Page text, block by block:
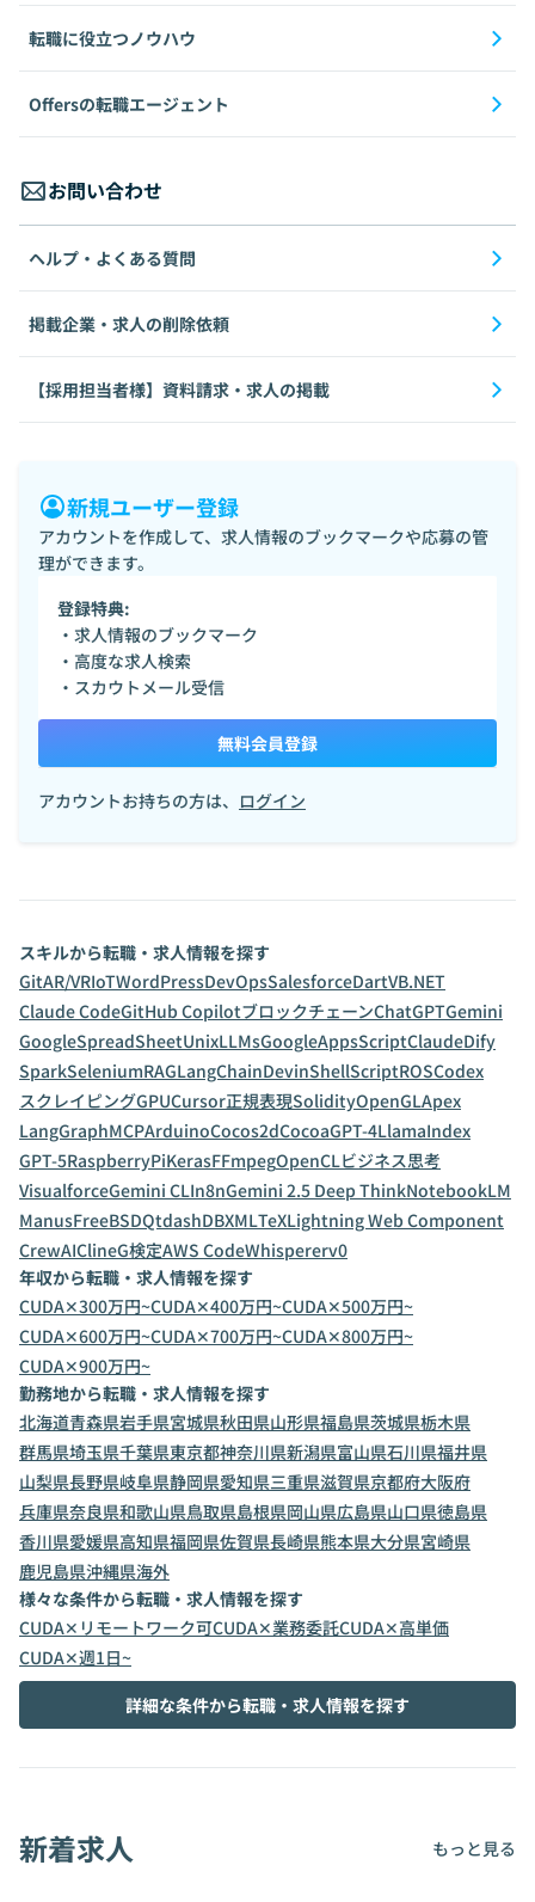
転職に役立つノウハウ
Offersの転職エージェント
お問い合わせ
ヘルプ・よくある質問
掲載企業・求人の削除依頼
【採用担当者様】資料請求・求人の掲載
新規ユーザー登録
アカウントを作成して、求人情報のブックマークや応募の管
理ができます。
登録特典:
・求人情報のブックマーク
・高度な求人検索
・スカウトメール受信
無料会員登録
アカウントお持ちの方は、 ログイン
スキルから転職・求人情報を探す
GitAR/VRIoTWordPressDevOpsSalesforceDartVB.NET
Claude CodeGitHub CopilotブロックチェーンChatGPTGemini
GoogleSpreadSheetUnixLLMsGoogleAppsScriptClaudeDify
SparkSeleniumRAGLangChainDevinShellScriptROSCodex
スクレイピングGPUCursor正規表現SolidityOpenGLApex
LangGraphMCPArduinoCocos2dCocoaGPT-4LlamaIndex
GPT-5RaspberryPiKerasFFmpegOpenCLビジネス思考
VisualforceGemini CLIn8nGemini 2.5 Deep ThinkNotebookLM
ManusFreeBSDQtdashDBXMLTeXLightning Web Component
CrewAIClineG検定AWS CodeWhispererv0
年収から転職・求人情報を探す
CUDA✕300万円~CUDA✕400万円~CUDA✕500万円~
CUDA✕600万円~CUDA✕700万円~CUDA✕800万円~
CUDA✕900万円~
勤務地から転職・求人情報を探す
北海道青森県岩手県宮城県秋田県山形県福島県茨城県栃木県
群馬県埼玉県千葉県東京都神奈川県新潟県富山県石川県福井県
山梨県長野県岐阜県静岡県愛知県三重県滋賀県京都府大阪府
兵庫県奈良県和歌山県鳥取県島根県岡山県広島県山口県徳島県
香川県愛媛県高知県福岡県佐賀県長崎県熊本県大分県宮崎県
鹿児島県沖縄県海外
様々な条件から転職・求人情報を探す
CUDA✕リモートワーク可CUDA✕業務委託CUDA✕高単価
CUDA✕週1日~
詳細な条件から転職・求人情報を探す
新着求人 もっと見る